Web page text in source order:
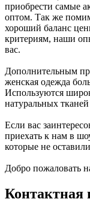
приобрести самые
оптом. Так же
хороший баланс
критериям, наши
вас.
Дополнительным
женская одежда
Используются
натуральных
Если вас
приехать к нам в
которые не
Добро пожаловать
Контактная